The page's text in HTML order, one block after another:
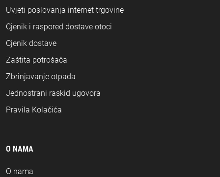
Uvjeti poslovanja internet trgovine
Cjenik i raspored dostave otoci
Cjenik dostave
Zaštita potrošača
Zbrinjavanje otpada
Jednostrani raskid ugovora
Pravila Kolačića
O NAMA
O nama